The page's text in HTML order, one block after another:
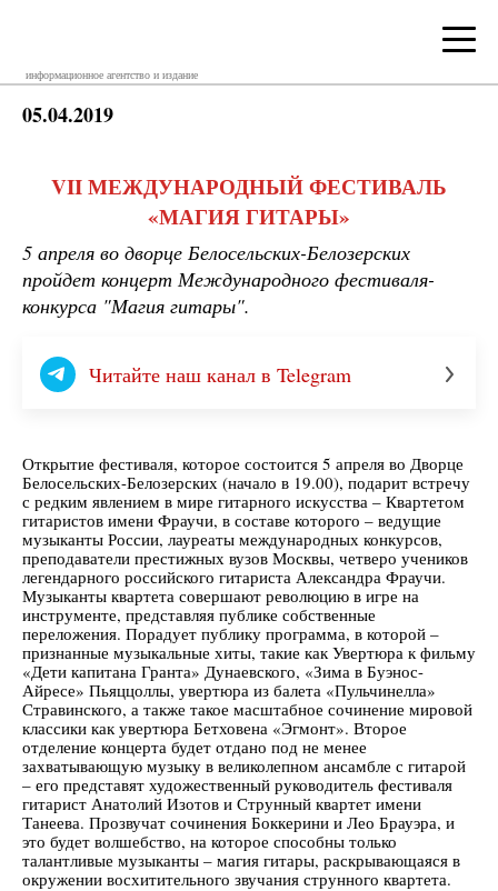
информационное агентство и издание
05.04.2019
VII МЕЖДУНАРОДНЫЙ ФЕСТИВАЛЬ
«МАГИЯ ГИТАРЫ»
5 апреля во дворце Белосельских-Белозерских
пройдет концерт Международного фестиваля-
конкурса "Магия гитары".
Читайте наш канал в Telegram
Открытие фестиваля, которое состоится 5 апреля во Дворце
Белосельских-Белозерских (начало в 19.00), подарит встречу
с редким явлением в мире гитарного искусства – Квартетом
гитаристов имени Фраучи, в составе которого – ведущие
музыканты России, лауреаты международных конкурсов,
преподаватели престижных вузов Москвы, четверо учеников
легендарного российского гитариста Александра Фраучи.
Музыканты квартета совершают революцию в игре на
инструменте, представляя публике собственные
переложения. Порадует публику программа, в которой –
признанные музыкальные хиты, такие как Увертюра к фильму
«Дети капитана Гранта» Дунаевского, «Зима в Буэнос-
Айресе» Пьяццоллы, увертюра из балета «Пульчинелла»
Стравинского, а также такое масштабное сочинение мировой
классики как увертюра Бетховена «Эгмонт». Второе
отделение концерта будет отдано под не менее
захватывающую музыку в великолепном ансамбле с гитарой
– его представят художественный руководитель фестиваля
гитарист Анатолий Изотов и Струнный квартет имени
Танеева. Прозвучат сочинения Боккерини и Лео Брауэра, и
это будет волшебство, на которое способны только
талантливые музыканты – магия гитары, раскрывающаяся в
окружении восхитительного звучания струнного квартета.